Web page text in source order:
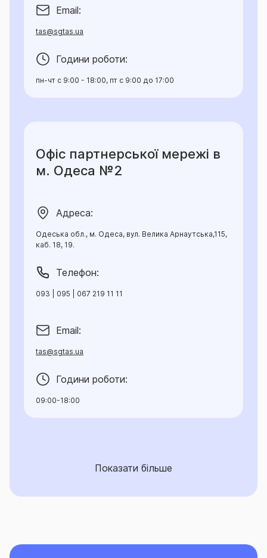
Email:
tas@sgtas.ua
Години роботи:
пн-чт с 9:00 - 18:00, пт с 9:00 до 17:00
Офіс партнерської мережі в
м. Одеса №2
Адреса:
Одеська обл., м. Одеса, вул. Велика Арнаутська,115,
каб. 18, 19.
Телефон:
093 | 095 | 067 219 11 11
Email:
tas@sgtas.ua
Години роботи:
09:00-18:00
Показати більше